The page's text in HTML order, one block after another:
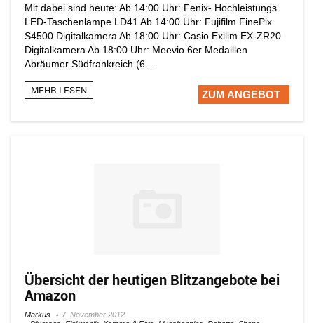
Mit dabei sind heute: Ab 14:00 Uhr: Fenix- Hochleistungs
LED-Taschenlampe LD41 Ab 14:00 Uhr: Fujifilm FinePix
S4500 Digitalkamera Ab 18:00 Uhr: Casio Exilim EX-ZR20
Digitalkamera Ab 18:00 Uhr: Meevio 6er Medaillen
Abräumer Südfrankreich (6 ...
MEHR LESEN ZUM ANGEBOT
Übersicht der heutigen Blitzangebote bei
Amazon
Markus
7. November 2012